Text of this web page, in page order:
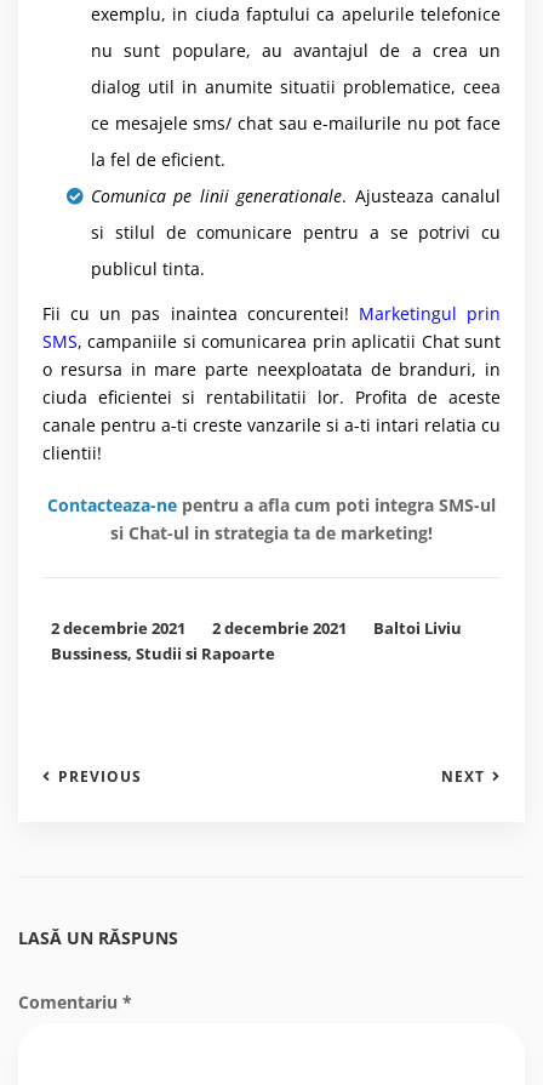
exemplu, in ciuda faptului ca apelurile telefonice
nu sunt populare, au avantajul de a crea un
dialog util in anumite situatii problematice, ceea
ce mesajele sms/ chat sau e-mailurile nu pot face
la fel de eficient.
Comunica pe linii generationale. Ajusteaza canalul
si stilul de comunicare pentru a se potrivi cu
publicul tinta.
Fii cu un pas inaintea concurentei! Marketingul prin
SMS, campaniile si comunicarea prin aplicatii Chat sunt
o resursa in mare parte neexploatata de branduri, in
ciuda eficientei si rentabilitatii lor. Profita de aceste
canale pentru a-ti creste vanzarile si a-ti intari relatia cu
clientii!
Contacteaza-ne pentru a afla cum poti integra SMS-ul
si Chat-ul in strategia ta de marketing!
2 decembrie 2021 2 decembrie 2021
Baltoi Liviu
Bussiness, Studii si Rapoarte
PREVIOUS NEXT
LASĂ UN RĂSPUNS
Comentariu *